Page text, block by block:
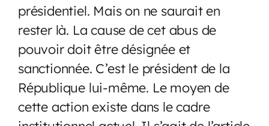
présidentiel. Mais on ne saurait en
rester là. La cause de cet abus de
pouvoir doit être désignée et
sanctionnée. C’est le président de la
République lui-même. Le moyen de
cette action existe dans le cadre